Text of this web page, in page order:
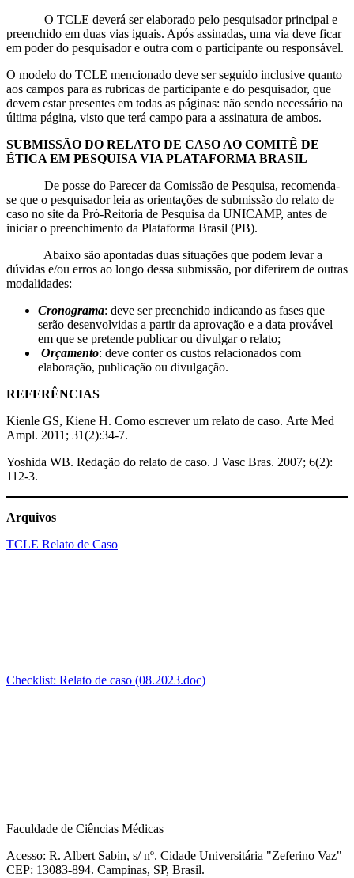
O TCLE deverá ser elaborado pelo pesquisador principal e
preenchido em duas vias iguais. Após assinadas, uma via deve ficar
em poder do pesquisador e outra com o participante ou responsável.
O modelo do TCLE mencionado deve ser seguido inclusive quanto
aos campos para as rubricas de participante e do pesquisador, que
devem estar presentes em todas as páginas: não sendo necessário na
última página, visto que terá campo para a assinatura de ambos.
SUBMISSÃO DO RELATO DE CASO AO COMITÊ DE
ÉTICA EM PESQUISA VIA PLATAFORMA BRASIL
De posse do Parecer da Comissão de Pesquisa, recomenda-
se que o pesquisador leia as orientações de submissão do relato de
caso no site da Pró-Reitoria de Pesquisa da UNICAMP, antes de
iniciar o preenchimento da Plataforma Brasil (PB).
Abaixo são apontadas duas situações que podem levar a
dúvidas e/ou erros ao longo dessa submissão, por diferirem de outras
modalidades:
Cronograma: deve ser preenchido indicando as fases que
serão desenvolvidas a partir da aprovação e a data provável
em que se pretende publicar ou divulgar o relato;
Orçamento: deve conter os custos relacionados com
elaboração, publicação ou divulgação.
REFERÊNCIAS
Kienle GS, Kiene H. Como escrever um relato de caso. Arte Med
Ampl. 2011; 31(2):34-7.
Yoshida WB. Redação do relato de caso. J Vasc Bras. 2007; 6(2):
112-3.
Arquivos
TCLE Relato de Caso
Checklist: Relato de caso (08.2023.doc)
Faculdade de Ciências Médicas
Acesso: R. Albert Sabin, s/ nº. Cidade Universitária "Zeferino Vaz"
CEP: 13083-894. Campinas, SP, Brasil.